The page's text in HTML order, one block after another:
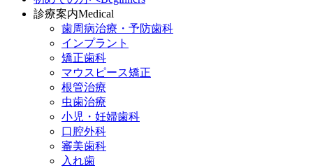
診療案内Medical
歯周病治療・予防歯科
インプラント
矯正歯科
マウスピース矯正
根管治療
虫歯治療
小児・妊婦歯科
口腔外科
審美歯科
入れ歯